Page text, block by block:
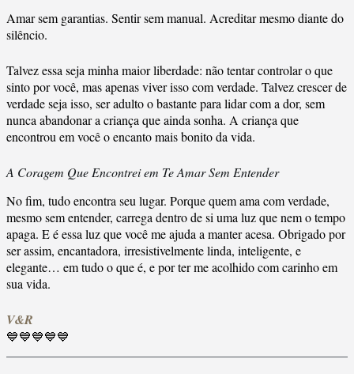
Amar sem garantias. Sentir sem manual. Acreditar mesmo diante do
silêncio.
Talvez essa seja minha maior liberdade: não tentar controlar o que
sinto por você, mas apenas viver isso com verdade. Talvez crescer de
verdade seja isso, ser adulto o bastante para lidar com a dor, sem
nunca abandonar a criança que ainda sonha. A criança que
encontrou em você o encanto mais bonito da vida.
A Coragem Que Encontrei em Te Amar Sem Entender
No fim, tudo encontra seu lugar. Porque quem ama com verdade,
mesmo sem entender, carrega dentro de si uma luz que nem o tempo
apaga. E é essa luz que você me ajuda a manter acesa. Obrigado por
ser assim, encantadora, irresistivelmente linda, inteligente, e
elegante… em tudo o que é, e por ter me acolhido com carinho em
sua vida.
V&R
💙💙💙💙💙